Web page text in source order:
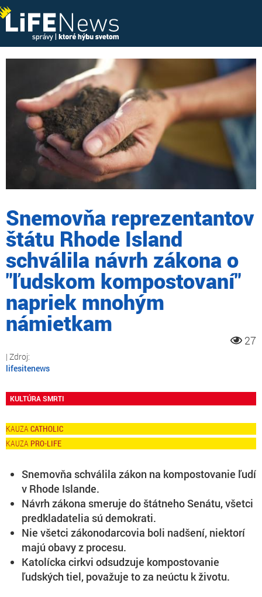
Snemovňa reprezentantov
štátu Rhode Island
schválila návrh zákona o
"ľudskom kompostovaní"
napriek mnohým
námietkam
27
lifesitenews
KULTÚRA SMRTI
CATHOLIC
PRO-LIFE
Snemovňa schválila zákon na kompostovanie ľudí
v Rhode Islande.
Návrh zákona smeruje do štátneho Senátu, všetci
predkladatelia sú demokrati.
Nie všetci zákonodarcovia boli nadšení, niektorí
majú obavy z procesu.
Katolícka cirkvi odsudzuje kompostovanie
ľudských tiel, považuje to za neúctu k životu.